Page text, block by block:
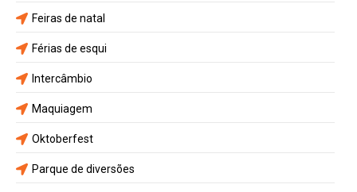
Feiras de natal
Férias de esqui
Intercâmbio
Maquiagem
Oktoberfest
Parque de diversões